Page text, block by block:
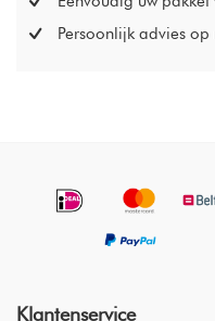
Persoonlijk advies
Klantenservice